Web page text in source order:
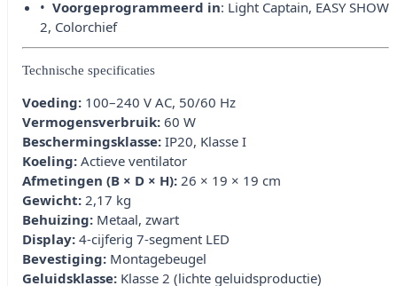
Voorgeprogrammeerd in: Light Captain, EASY SHOW
2, Colorchief
Technische specificaties
Voeding: 100–240 V AC, 50/60 Hz
Vermogensverbruik: 60 W
Beschermingsklasse: IP20, Klasse I
Koeling: Actieve ventilator
Afmetingen (B × D × H): 26 × 19 × 19 cm
Gewicht: 2,17 kg
Behuizing: Metaal, zwart
Display: 4-cijferig 7-segment LED
Bevestiging: Montagebeugel
Geluidsklasse: Klasse 2 (lichte geluidsproductie)